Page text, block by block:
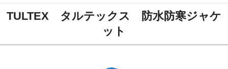
TULTEX タルテックス 防水防寒ジャケ
ット